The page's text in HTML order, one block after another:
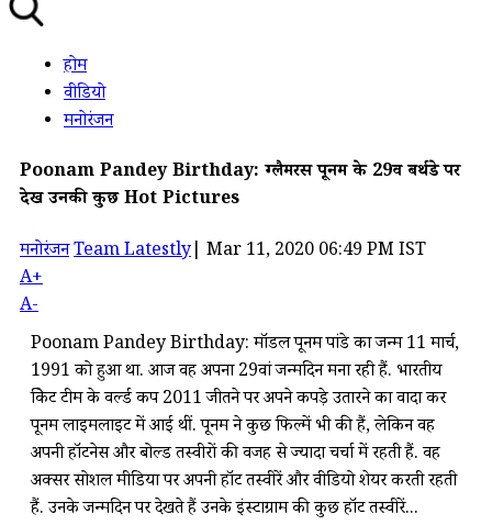
होम
वीडियो
मनोरंजन
Poonam Pandey Birthday: ग्लैमरस पूनम के 29वें बर्थडे पर
देखें उनकी कुछ Hot Pictures
मनोरंजनTeam Latestly Mar 11, 2020 06:49 PM IST
A+
A-
Poonam Pandey Birthday: मॉडल पूनम पांडे का जन्म 11 मार्च,
1991 को हुआ था. आज वह अपना 29वां जन्मदिन मना रही हैं. भारतीय
क्रिकेट टीम के वर्ल्ड कप 2011 जीतने पर अपने कपड़े उतारने का वादा कर
पूनम लाइमलाइट में आई थीं. पूनम ने कुछ फिल्में भी की हैं, लेकिन वह
अपनी हॉटनेस और बोल्ड तस्वीरों की वजह से ज्यादा चर्चा में रहती हैं. वह
अक्सर सोशल मीडिया पर अपनी हॉट तस्वीरें और वीडियो शेयर करती रहती
हैं. उनके जन्मदिन पर देखते हैं उनके इंस्टाग्राम की कुछ हॉट तस्वीरें...